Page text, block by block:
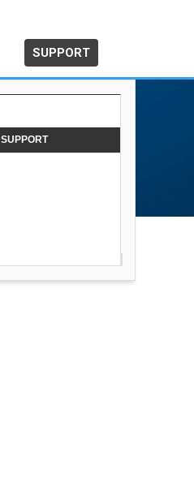
SUPPORT
SUPPORT